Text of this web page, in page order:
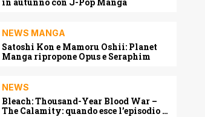
NEWS MANGA
Satoshi Kon e Mamoru Oshii: Planet
Manga ripropone Opus e Seraphim
NEWS
Bleach: Thousand-Year Blood War –
The Calamity: quando esce l’episodio 3